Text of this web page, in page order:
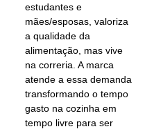
estudantes e
mães/esposas, valoriza
a qualidade da
alimentação, mas vive
na correria A marca
atende a essa demanda
transformando o tempo
gasto na cozinha em
tempo livrepara ser